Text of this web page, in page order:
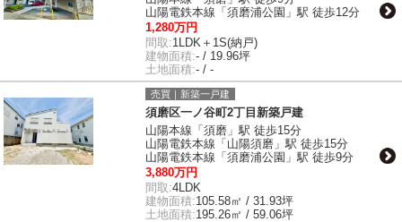
山陽電鉄本線「須磨浦公園」駅 徒歩12分
1,280万円
間取:1LDK＋1S(納戸)
建物面積:- / 19.96坪
土地面積:- / -
売買｜新築一戸建
須磨区一ノ谷町2丁目新築戸建
山陽本線「須磨」駅 徒歩15分
山陽電鉄本線「山陽須磨」駅 徒歩15分
山陽電鉄本線「須磨浦公園」駅 徒歩9分
3,880万円
間取:4LDK
建物面積:105.58㎡ / 31.93坪
土地面積:195.26㎡ / 59.06坪